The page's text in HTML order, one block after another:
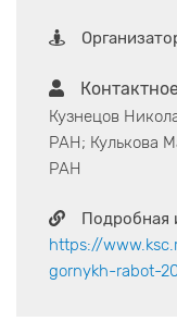
Кузнецов
РАН; Кулькова
РАН
Подробная
https://
gornykh-rabot-